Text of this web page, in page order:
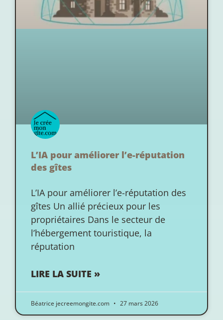
L’IA pour améliorer l’e-réputation
des gîtes
L’IA pour améliorer l’e-réputation des
gîtes Un allié précieux pour les
propriétaires Dans le secteur de
l’hébergement touristique, la
réputation
LIRE LA SUITE »
Béatrice jecreemongite.com 27 mars 2026